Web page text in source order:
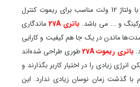
با ولتاژ 12 ولت مناسب برای ریموت کنترل
و ... می باشد.باتری 27A
ماندگاری
ماندن در یک جا هم کیفیت و کارایی
باتری ریموت 27A
طوری طراحی شده‌اند
انرژی زیادی را در اختیار کاربر بگذارند و
گذشت زمان نوسان زیادی ندارد. این